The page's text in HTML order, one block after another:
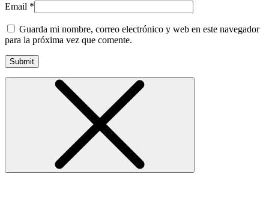
Email *
Guarda mi nombre, correo electrónico y web en este navegador
para la próxima vez que comente.